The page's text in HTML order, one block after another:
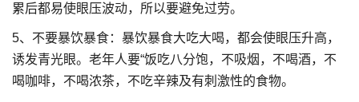
累后都易使眼压波动，所以要避免过劳。
5、不要暴饮暴食：暴饮暴食大吃大喝，都会使眼压升高，
诱发青光眼。老年人要“饭吃八分饱，不吸烟，不喝酒，不
喝咖啡，不喝浓茶，不吃辛辣及有刺激性的食物。